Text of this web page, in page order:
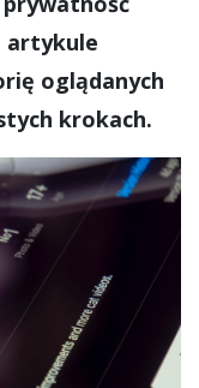
artykule
oglądanych
krokach.